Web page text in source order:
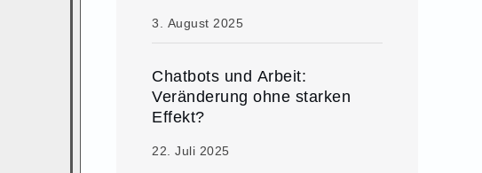
3. August 2025
Chatbots und Arbeit:
Veränderung ohne starken
Effekt?
22. Juli 2025